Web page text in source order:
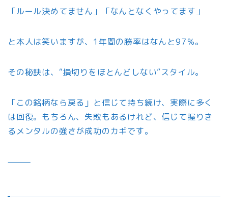
「ルール決めてません」「なんとなくやってます」
と本人は笑いますが、1年間の勝率はなんと97％。
その秘訣は、“損切りをほとんどしない”スタイル。
「この銘柄なら戻る」と信じて持ち続け、実際に多く
は回復。もちろん、失敗もあるけれど、信じて握りき
るメンタルの強さが成功のカギです。
⸻